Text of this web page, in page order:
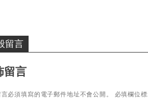
留言
留言
必須填寫的電子郵件地址不會公開。 必填欄位